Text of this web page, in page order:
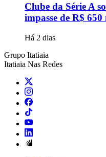
Clube da Série A
impasse de R$ 650
Há 2 dias
Grupo Itatiaia
Itatiaia Nas Redes